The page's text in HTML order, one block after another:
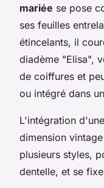
mariée se pose
ses feuilles
étincelants, il
diadème "Elisa",
de coiffures et
ou intégré dans
L'intégration d'une
dimension
plusieurs styles,
dentelle, et se